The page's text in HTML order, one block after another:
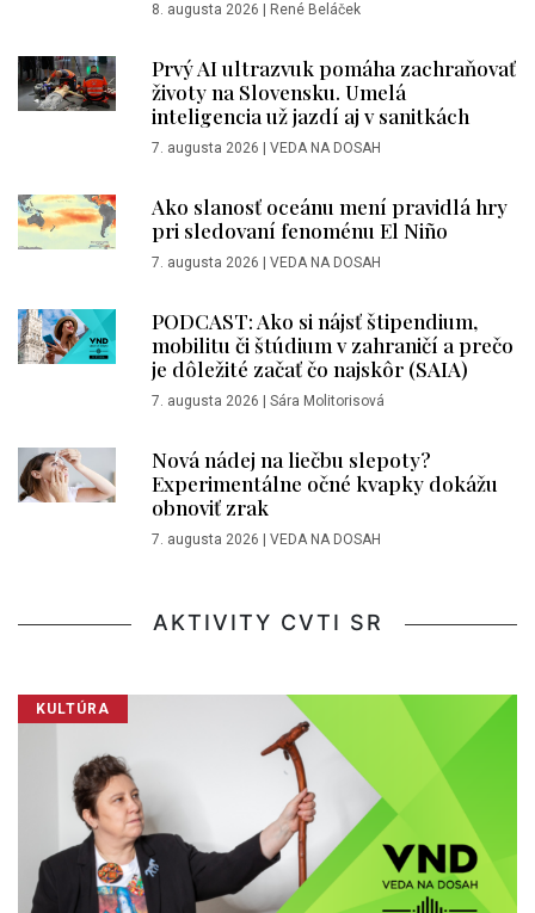
8. augusta 2026 René Beláček
Prvý AI ultrazvuk pomáha zachraňovať
životy na Slovensku. Umelá
inteligencia už jazdí aj v sanitkách
7. augusta 2026 VEDA NA DOSAH
Ako slanosť oceánu mení pravidlá hry
pri sledovaní fenoménu El Niño
7. augusta 2026 VEDA NA DOSAH
PODCAST: Ako si nájsť štipendium,
mobilitu či štúdium v zahraničí a prečo
je dôležité začať čo najskôr (SAIA)
7. augusta 2026 Sára Molitorisová
Nová nádej na liečbu slepoty?
Experimentálne očné kvapky dokážu
obnoviť zrak
7. augusta 2026 VEDA NA DOSAH
AKTIVITY CVTI SR
KULTÚRA